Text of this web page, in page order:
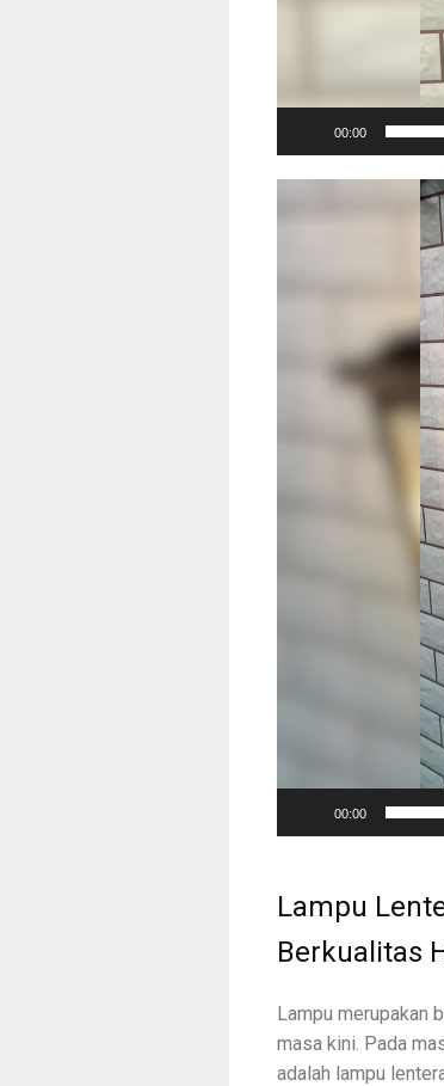
00:00
00:00
Lampu
Berkualitas
Lampu merupakan
masa kini. Pada
adalah lampu